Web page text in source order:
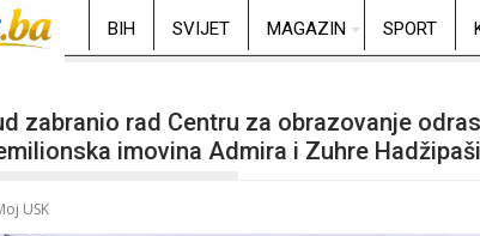
BIH SVIJET MAGAZIN SPORT
zabranio rad Centru za obrazovanje
imovina Admira i Zuhre
USK